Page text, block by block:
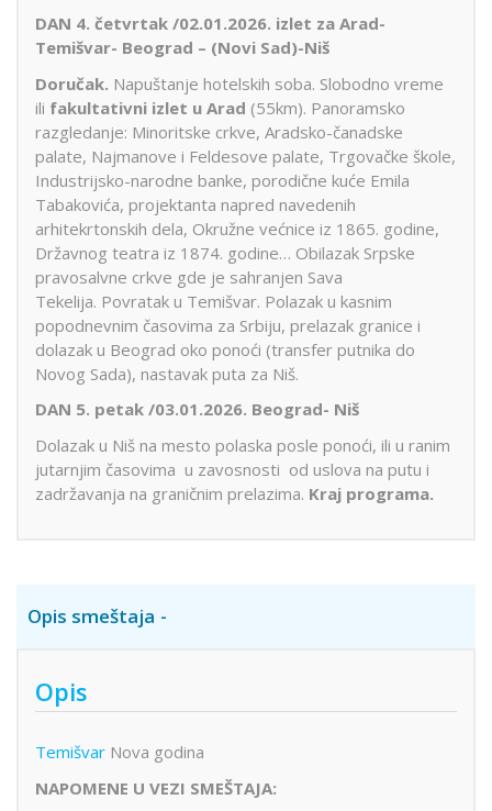
DAN 4. četvrtak /02.01.2026. izlet za Arad-
Temišvar- Beograd – (Novi Sad)-Niš
Doručak. Napuštanje hotelskih soba. Slobodno vreme
ili fakultativni izlet u Arad (55km). Panoramsko
razgledanje: Minoritske crkve, Aradsko-čanadske
palate, Najmanove i Feldesove palate, Trgovačke škole,
Industrijsko-narodne banke, porodične kuće Emila
Tabakovića, projektanta napred navedenih
arhitekrtonskih dela, Okružne većnice iz 1865. godine,
Državnog teatra iz 1874. godine… Obilazak Srpske
pravosalvne crkve gde je sahranjen Sava
Tekelija. Povratak u Temišvar. Polazak u kasnim
popodnevnim časovima za Srbiju, prelazak granice i
dolazak u Beograd oko ponoći (transfer putnika do
Novog Sada), nastavak puta za Niš.
DAN 5. petak /03.01.2026. Beograd- Niš
Dolazak u Niš na mesto polaska posle ponoći, ili u ranim
jutarnjim časovima u zavosnosti od uslova na putu i
zadržavanja na graničnim prelazima. Kraj programa.
Opis smeštaja
Opis
Temišvar Nova godina
NAPOMENE U VEZI SMEŠTAJA: